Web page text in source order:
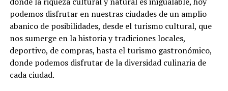
podemos disfrutar en nuestras ciudades de un amplio
abanico de posibilidades, desde el turismo cultural, que
nos sumerge en la historia y tradiciones locales,
deportivo, de compras, hasta el turismo gastronómico,
donde podemos disfrutar de la diversidad culinaria de
cada ciudad.